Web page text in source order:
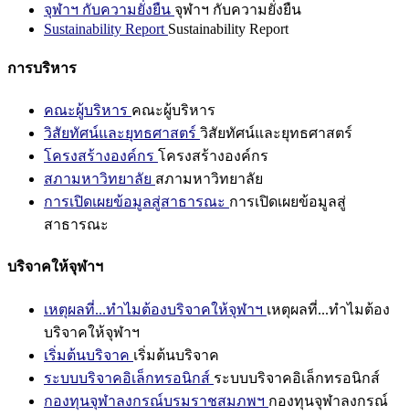
จุฬาฯ กับความยั่งยืน จุฬาฯ กับความยั่งยืน
Sustainability Report Sustainability Report
การบริหาร
คณะผู้บริหาร คณะผู้บริหาร
วิสัยทัศน์และยุทธศาสตร์ วิสัยทัศน์และยุทธศาสตร์
โครงสร้างองค์กร โครงสร้างองค์กร
สภามหาวิทยาลัย สภามหาวิทยาลัย
การเปิดเผยข้อมูลสู่สาธารณะ การเปิดเผยข้อมูลสู่
สาธารณะ
บริจาคให้จุฬาฯ
เหตุผลที่...ทำไมต้องบริจาคให้จุฬาฯ เหตุผลที่...ทำไมต้อง
บริจาคให้จุฬาฯ
เริ่มต้นบริจาค เริ่มต้นบริจาค
ระบบบริจาคอิเล็กทรอนิกส์ ระบบบริจาคอิเล็กทรอนิกส์
กองทุนจุฬาลงกรณ์บรมราชสมภพฯ กองทุนจุฬาลงกรณ์